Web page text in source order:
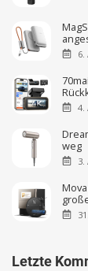
6.
4.
weg
3.
Letzte